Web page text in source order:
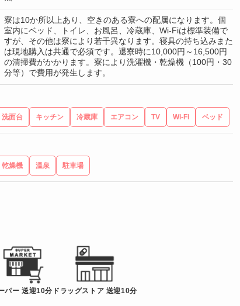
寮は10か所以上あり、空きのある寮への配属になります。個
室内にベッド、トイレ、お風呂、冷蔵庫、Wi-Fiは標準装備で
すが、その他は寮により若干異なります。寝具の持ち込みまた
は現地購入は共通で必須です。退寮時に10,000円～16,500円
の清掃費がかかります。寮により洗濯機・乾燥機（100円・30
分等）で費用が発生します。
洗面台 キッチン 冷蔵庫 エアコン TV Wi-Fi ベッド
乾燥機 温泉 駐車場
パー 送迎10分 ドラッグストア 送迎10分